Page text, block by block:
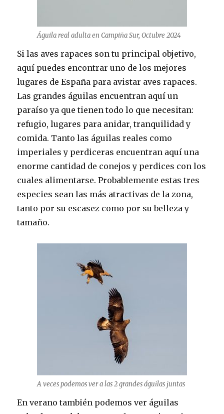
Águila real adulta en Campiña Sur, Octubre 2024
Si las aves rapaces son tu principal objetivo,
aquí puedes encontrar uno de los mejores
lugares de España para avistar aves rapaces.
Las grandes águilas encuentran aquí un
paraíso ya que tienen todo lo que necesitan:
refugio, lugares para anidar, tranquilidad y
comida. Tanto las águilas reales como
imperiales y perdiceras encuentran aquí una
enorme cantidad de conejos y perdices con los
cuales alimentarse. Probablemente estas tres
especies sean las más atractivas de la zona,
tanto por su escasez como por su belleza y
tamaño.
A veces podemos ver a las 2 grandes águilas juntas
En verano también podemos ver águilas